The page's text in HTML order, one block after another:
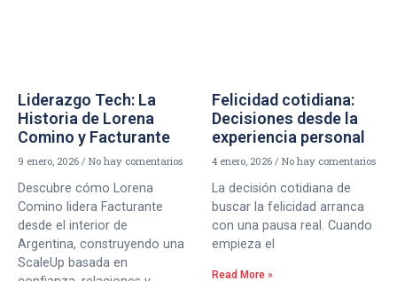
Liderazgo Tech: La
Historia de Lorena
Comino y Facturante
9 enero, 2026 No hay comentarios
Descubre cómo Lorena
Comino lidera Facturante
desde el interior de
Argentina, construyendo una
ScaleUp basada en
Felicidad cotidiana:
Decisiones desde la
experiencia personal
4 enero, 2026 No hay comentarios
La decisión cotidiana de
buscar la felicidad arranca
con una pausa real. Cuando
empieza el
Read More »